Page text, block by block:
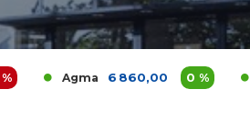
6 860,00 0 % Akdital 1